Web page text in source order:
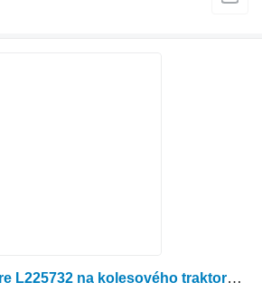
Náprava John Deere L225732 na kolesového traktora John Deere 6930, 6930PR, 6830, 6830PR, 610R, 6145R, 6150R, 6155R, 6155M, 6150M